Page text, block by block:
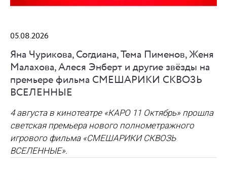
05.08.2026
Яна Чурикова, Согдиана, Тема Пименов, Женя
Малахова, Алеся Энберт и другие звёзды на
премьере фильма СМЕШАРИКИ СКВОЗЬ
ВСЕЛЕННЫЕ
4 августа в кинотеатре «КАРО 11 Октябрь» прошла
светская премьера нового полнометражного
игрового фильма «СМЕШАРИКИ СКВОЗЬ
ВСЕЛЕННЫЕ».